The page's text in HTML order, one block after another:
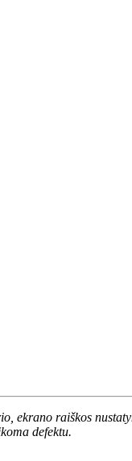
ekrano raiškos
defektu.